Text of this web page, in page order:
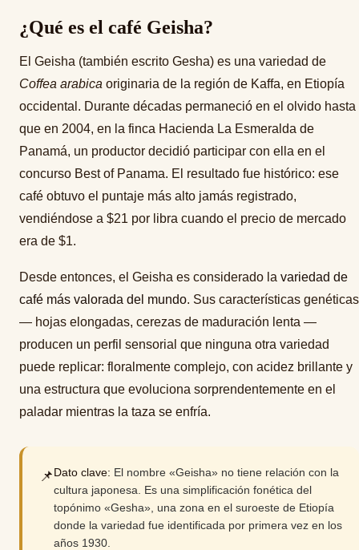
¿Qué es el café Geisha?
El Geisha (también escrito Gesha) es una variedad de
Coffea arabica originaria de la región de Kaffa, en Etiopía
occidental. Durante décadas permaneció en el olvido hasta
que en 2004, en la finca Hacienda La Esmeralda de
Panamá, un productor decidió participar con ella en el
concurso Best of Panama. El resultado fue histórico: ese
café obtuvo el puntaje más alto jamás registrado,
vendiéndose a $21 por libra cuando el precio de mercado
era de $1.
Desde entonces, el Geisha es considerado la variedad de
café más valorada del mundo. Sus características genéticas
— hojas elongadas, cerezas de maduración lenta —
producen un perfil sensorial que ninguna otra variedad
puede replicar: floralmente complejo, con acidez brillante y
una estructura que evoluciona sorprendentemente en el
paladar mientras la taza se enfría.
📌Dato clave: El nombre «Geisha» no tiene relación con la
cultura japonesa. Es una simplificación fonética del
topónimo «Gesha», una zona en el suroeste de Etiopía
donde la variedad fue identificada por primera vez en los
años 1930.